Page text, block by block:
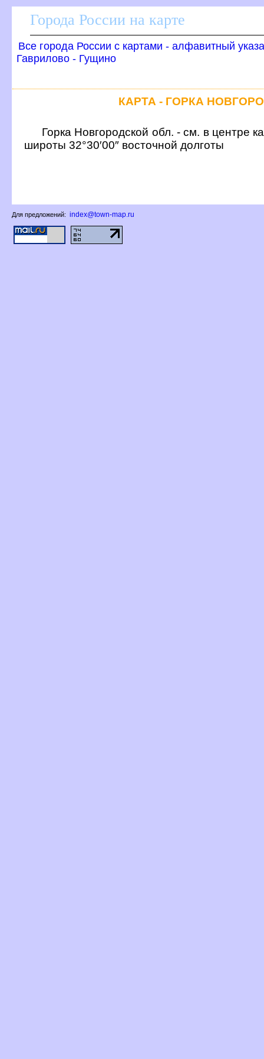
Города России на карте
се города России с картами - алфавитный
Гаврилово - Гущино
КАРТА - ГОРКА
Горка Новгородской обл. - см. в центре
широты 32°30′00″ восточной долготы
Для предложений: index@town-map.ru